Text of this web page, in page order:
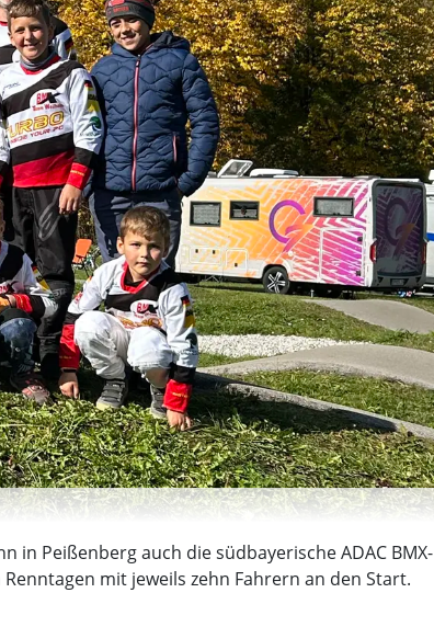
in Peißenberg auch die südbayerische ADAC BMX-
mit jeweils zehn Fahrern an den Start.